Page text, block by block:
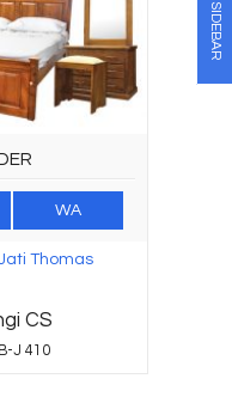
WA
Thomas
CS
J 410
SIDEBAR